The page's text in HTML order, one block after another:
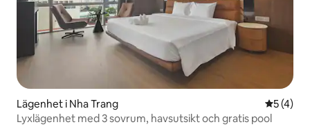
Lägenhet i Nha Trang 5 av 5 i
5 (4)
Lyxlägenhet med 3 sovrum, havsutsikt och gratis pool